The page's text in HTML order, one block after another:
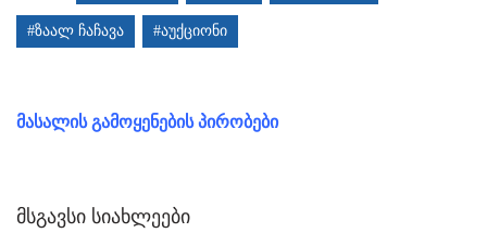
#ზაალ ჩაჩავა #აუქციონი
მასალის გამოყენების პირობები
მსგავსი სიახლეები